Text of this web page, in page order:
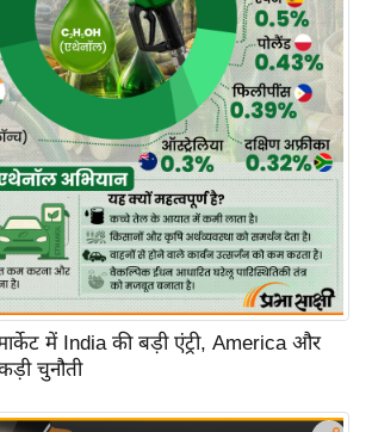
में India की बड़ी एंट्री, America और
चुनौती